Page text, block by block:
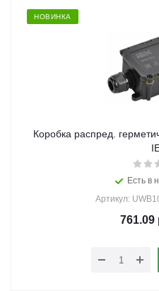
НОВИНКА
Коробка распред.
Есть в
Артикул:
761.09